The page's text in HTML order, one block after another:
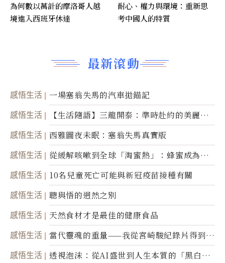
最新滾動
感悟生活 一場塞翁失馬的汽車拋錨記
感悟生活
【生活隨語】三龍開泰：準時赴約的美麗震
撼
感悟生活 西雅圖夜未眠：塞翁失馬真實版
感悟生活
從緩解咳嗽到全球「淘蜜熱」：蜂蜜成為健
康產業前沿商品
感悟生活 10名兒童死亡可能與新冠疫苗接種有關
感悟生活 聰與悟的迥然之別
感悟生活 天然食材才是最佳的健康食品
感悟生活
當代靈魂的重量——我從宮崎駿紀錄片得到的
省思
感悟生活
透視泡沫：從AI盛世到人生本質的「黑白一
為何數以萬計的摩洛哥人越
境進入西班牙休達
耐心、權力與環境：重新思
考中國人的特質